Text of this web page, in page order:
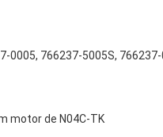
0005, 766237-5005S,
motor de N04C-TK